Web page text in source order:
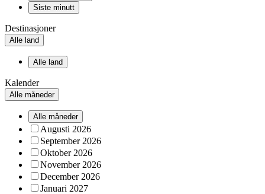
Siste minutt
Destinasjoner
Alle land
Alle land
Kalender
Alle måneder
Alle måneder
Augusti 2026
September 2026
Oktober 2026
November 2026
December 2026
Januari 2027